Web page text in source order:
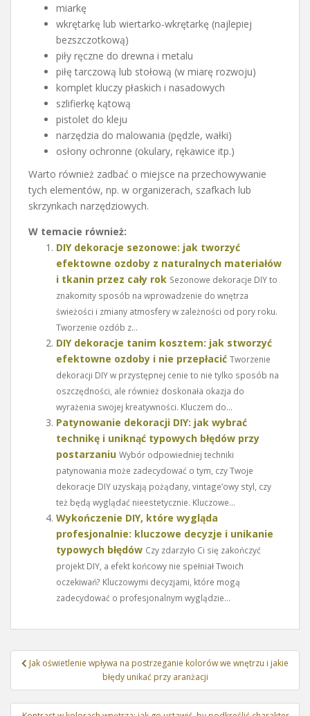
miarkę
wkrętarkę lub wiertarko-wkrętarkę (najlepiej
bezszczotkową)
piły ręczne do drewna i metalu
piłę tarczową lub stołową (w miarę rozwoju)
komplet kluczy płaskich i nasadowych
szlifierkę kątową
pistolet do kleju
narzędzia do malowania (pędzle, wałki)
osłony ochronne (okulary, rękawice itp.)
Warto również zadbać o miejsce na przechowywanie
tych elementów, np. w organizerach, szafkach lub
skrzynkach narzędziowych.
W temacie również:
DIY dekoracje sezonowe: jak tworzyć
efektowne ozdoby z naturalnych materiałów
i tkanin przez cały rok Sezonowe dekoracje DIY to
znakomity sposób na wprowadzenie do wnętrza
świeżości i zmiany atmosfery w zależności od pory roku.
Tworzenie ozdób z...
DIY dekoracje tanim kosztem: jak stworzyć
efektowne ozdoby i nie przepłacić Tworzenie
dekoracji DIY w przystępnej cenie to nie tylko sposób na
oszczędności, ale również doskonała okazja do
wyrażenia swojej kreatywności. Kluczem do...
Patynowanie dekoracji DIY: jak wybrać
technikę i uniknąć typowych błędów przy
postarzaniu Wybór odpowiedniej techniki
patynowania może zadecydować o tym, czy Twoje
dekoracje DIY uzyskają pożądany, vintage’owy styl, czy
też będą wyglądać nieestetycznie. Kluczowe...
Wykończenie DIY, które wygląda
profesjonalnie: kluczowe decyzje i unikanie
typowych błędów Czy zdarzyło Ci się zakończyć
projekt DIY, a efekt końcowy nie spełniał Twoich
oczekiwań? Kluczowymi decyzjami, które mogą
zadecydować o profesjonalnym wyglądzie...
Nawigacja
Jak oświetlenie wpływa na postrzeganie kolorów we wnętrzu i jakie
błędy unikać przy aranżacji